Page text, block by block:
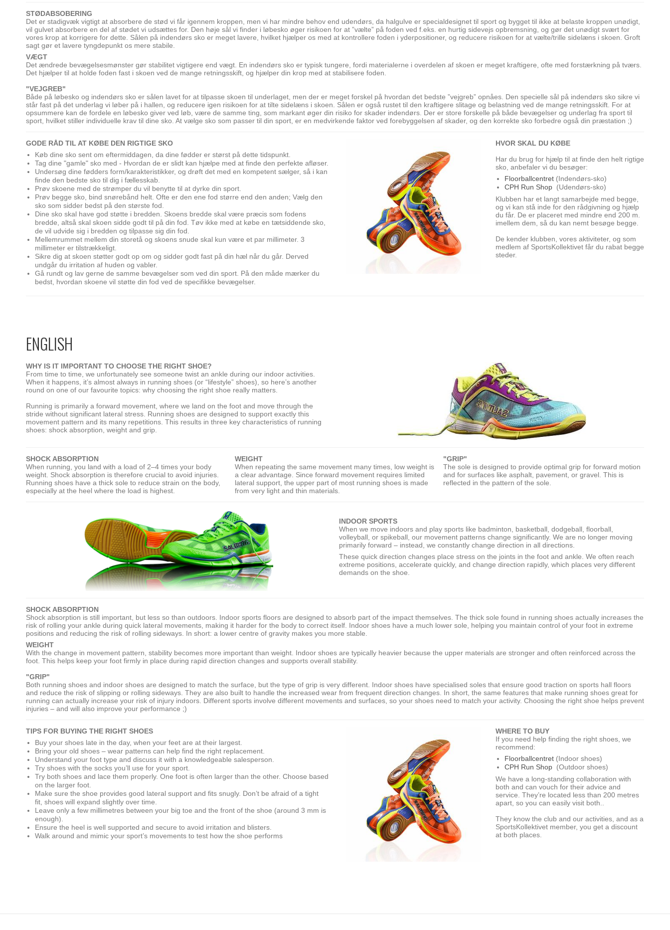
STØDABSOBERING
Det er stadigvæk vigtigt at absorbere de stød vi får igennem kroppen, men vi har mindre behov end udendørs, da halgulve er specialdesignet til sport og bygget til ikke at belaste kroppen unødigt,
vil gulvet absorbere en del af stødet vi udsættes for. Den høje sål vi finder i løbesko øger risikoen for at ”vælte” på foden ved f.eks. en hurtig sidevejs opbremsning, og gør det unødigt svært for
vores krop at korrigere for dette. Sålen på indendørs sko er meget lavere, hvilket hjælper os med at kontrollere foden i yderpositioner, og reducere risikoen for at vælte/trille sidelæns i skoen. Groft
sagt gør et lavere tyngdepunkt os mere stabile.
VÆGT
Det ændrede bevægelsesmønster gør stabilitet vigtigere end vægt. En indendørs sko er typisk tungere, fordi materialerne i overdelen af skoen er meget kraftigere, ofte med forstærkning på tværs.
Det hjælper til at holde foden fast i skoen ved de mange retningsskift, og hjælper din krop med at stabilisere foden.
"VEJGREB"
Både på løbesko og indendørs sko er sålen lavet for at tilpasse skoen til underlaget, men der er meget forskel på hvordan det bedste ”vejgreb” opnåes. Den specielle sål på indendørs sko sikre vi
står fast på det underlag vi løber på i hallen, og reducere igen risikoen for at tilte sidelæns i skoen. Sålen er også rustet til den kraftigere slitage og belastning ved de mange retningsskift. For at
opsummere kan de fordele en løbesko giver ved løb, være de samme ting, som markant øger din risiko for skader indendørs. Der er store forskelle på både bevægelser og underlag fra sport til
sport, hvilket stiller individuelle krav til dine sko. At vælge sko som passer til din sport, er en medvirkende faktor ved forebyggelsen af skader, og den korrekte sko forbedre også din præstation ;)
GODE RÅD TIL AT KØBE DEN RIGTIGE SKO
Køb dine sko sent om eftermiddagen, da dine fødder er størst på dette tidspunkt.
Tag dine "gamle" sko med - Hvordan de er slidt kan hjælpe med at finde den perfekte afløser.
Undersøg dine fødders form/karakteristikker, og drøft det med en kompetent sælger, så i kan
finde den bedste sko til dig i fællesskab.
Prøv skoene med de strømper du vil benytte til at dyrke din sport.
Prøv begge sko, bind snørebånd helt. Ofte er den ene fod større end den anden; Vælg den
sko som sidder bedst på den største fod.
Dine sko skal have god støtte i bredden. Skoens bredde skal være præcis som fodens
bredde, altså skal skoen sidde godt til på din fod. Tøv ikke med at købe en tætsiddende sko,
de vil udvide sig i bredden og tilpasse sig din fod.
Mellemrummet mellem din storetå og skoens snude skal kun være et par millimeter. 3
millimeter er tilstrækkeligt.
Sikre dig at skoen støtter godt op om og sidder godt fast på din hæl når du går. Derved
undgår du irritation af huden og vabler.
Gå rundt og lav gerne de samme bevægelser som ved din sport. På den måde mærker du
bedst, hvordan skoene vil støtte din fod ved de specifikke bevægelser.
HVOR SKAL DU KØBE
Har du brug for hjælp til at finde den helt rigtige
sko, anbefaler vi du besøger:
Floorballcentret(Indendørs-sko)
CPH Run Shop(Udendørs-sko)
Klubben har et langt samarbejde med begge,
og vi kan stå inde for den rådgivning og hjælp
du får. De er placeret med mindre end 200 m.
imellem dem, så du kan nemt besøge begge.
De kender klubben, vores aktiviteter, og som
medlem af SportsKollektivet får du rabat begge
steder.
ENGLISH
WHY IS IT IMPORTANT TO CHOOSE THE RIGHT SHOE?
From time to time, we unfortunately see someone twist an ankle during our indoor activities.
When it happens, it’s almost always in running shoes (or “lifestyle” shoes), so here’s another
round on one of our favourite topics: why choosing the right shoe really matters.
Running is primarily a forward movement, where we land on the foot and move through the
stride without significant lateral stress. Running shoes are designed to support exactly this
movement pattern and its many repetitions. This results in three key characteristics of running
shoes: shock absorption, weight and grip.
SHOCK ABSORPTION
When running, you land with a load of 2–4 times your body
weight. Shock absorption is therefore crucial to avoid injuries.
Running shoes have a thick sole to reduce strain on the body,
especially at the heel where the load is highest.
WEIGHT
When repeating the same movement many times, low weight is
a clear advantage. Since forward movement requires limited
lateral support, the upper part of most running shoes is made
from very light and thin materials.
"GRIP"
The sole is designed to provide optimal grip for forward motion
and for surfaces like asphalt, pavement, or gravel. This is
reflected in the pattern of the sole.
INDOOR SPORTS
When we move indoors and play sports like badminton, basketball, dodgeball, floorball,
volleyball, or spikeball, our movement patterns change significantly. We are no longer moving
primarily forward – instead, we constantly change direction in all directions.
These quick direction changes place stress on the joints in the foot and ankle. We often reach
extreme positions, accelerate quickly, and change direction rapidly, which places very different
demands on the shoe.
SHOCK ABSORPTION
Shock absorption is still important, but less so than outdoors. Indoor sports floors are designed to absorb part of the impact themselves. The thick sole found in running shoes actually increases the
risk of rolling your ankle during quick lateral movements, making it harder for the body to correct itself. Indoor shoes have a much lower sole, helping you maintain control of your foot in extreme
positions and reducing the risk of rolling sideways. In short: a lower centre of gravity makes you more stable.
WEIGHT
With the change in movement pattern, stability becomes more important than weight. Indoor shoes are typically heavier because the upper materials are stronger and often reinforced across the
foot. This helps keep your foot firmly in place during rapid direction changes and supports overall stability.
"GRIP"
Both running shoes and indoor shoes are designed to match the surface, but the type of grip is very different. Indoor shoes have specialised soles that ensure good traction on sports hall floors
and reduce the risk of slipping or rolling sideways. They are also built to handle the increased wear from frequent direction changes. In short, the same features that make running shoes great for
running can actually increase your risk of injury indoors. Different sports involve different movements and surfaces, so your shoes need to match your activity. Choosing the right shoe helps prevent
injuries – and will also improve your performance ;)
TIPS FOR BUYING THE RIGHT SHOES
Buy your shoes late in the day, when your feet are at their largest.
Bring your old shoes – wear patterns can help find the right replacement.
Understand your foot type and discuss it with a knowledgeable salesperson.
Try shoes with the socks you’ll use for your sport.
Try both shoes and lace them properly. One foot is often larger than the other. Choose based
on the larger foot.
Make sure the shoe provides good lateral support and fits snugly. Don’t be afraid of a tight
fit, shoes will expand slightly over time.
Leave only a few millimetres between your big toe and the front of the shoe (around 3 mm is
enough).
Ensure the heel is well supported and secure to avoid irritation and blisters.
Walk around and mimic your sport’s movements to test how the shoe performs
WHERE TO BUY
If you need help finding the right shoes, we
recommend:
Floorballcentret(Indoor shoes)
CPH Run Shop(Outdoor shoes)
We have a long-standing collaboration with
both and can vouch for their advice and
service. They’re located less than 200 metres
apart, so you can easily visit both..
They know the club and our activities, and as a
SportsKollektivet member, you get a discount
at both places.